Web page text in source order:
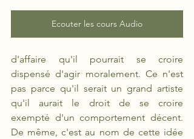
Ecouter les cours Audio
d'affaire qu'il pourrait se croire
dispensé d'agir moralement. Ce n'est
pas parce qu'il serait un grand artiste
qu'il aurait le droit de se croire
exempté d'un comportement décent.
De même, c'est au nom de cette idée